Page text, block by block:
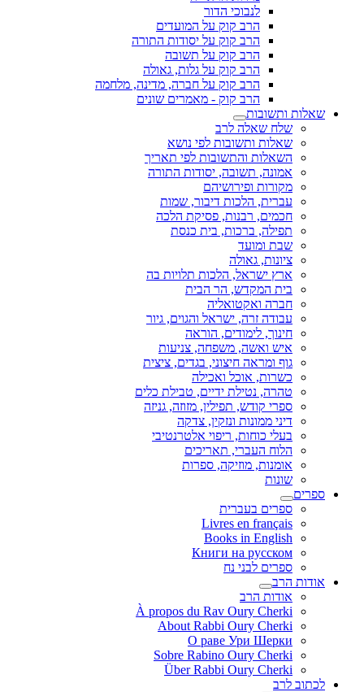
לנבוכי הדור
הרב קוק על המועדים
הרב קוק על יסודות התורה
הרב קוק על תשובה
הרב קוק על גלות, גאולה
הרב קוק על חברה, מדינה, מלחמה
הרב קוק - מאמרים שונים
שאלות ותשובות
שלח שאלה לרב
שאלות ותשובות לפי נושא
השאלות והתשובות לפי תאריך
אמונה, תשובה, יסודות התורה
מקורות ופירושיהם
עברית, הלכות דיבור, שמות
חכמים, רבנות, פסיקת הלכה
תפילה, ברכות, בית כנסת
שבת ומועד
ציונות, גאולה
ארץ ישראל, הלכות תלויות בה
בית המקדש, הר הבית
חברה ואקטואליה
עבודה זרה, ישראל והגוים, גיור
חינוך, לימודים, הוראה
איש ואשה, משפחה, צניעות
גוף ומראה חיצוני, בגדים, ציצית
כשרות, אוכל ואכילה
טהרה, נטילת ידיים, טבילת כלים
ספרי קודש, תפילין, מזוזה, גניזה
דיני ממונות ונזקין, צדקה
בעלי כוחות, ריפוי אלטרנטיבי
הלוח העברי, תאריכים
אומנות, מוזיקה, ספרות
שונות
ספרים
ספרים בעברית
Livres en français
Books in English
Книги на русском
ספרים לבני נח
אודות הרב
אודות הרב
À propos du Rav Oury Cherki
About Rabbi Oury Cherki
О раве Ури Шерки
Sobre Rabino Oury Cherki
Über Rabbi Oury Cherki
לכתוב לרב